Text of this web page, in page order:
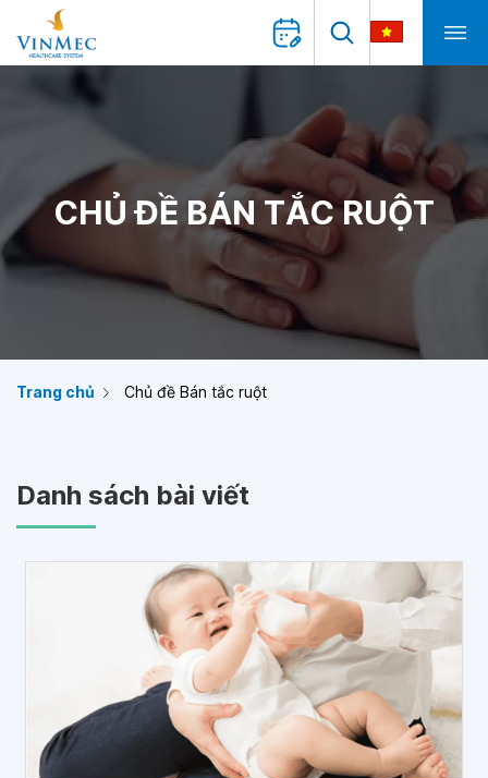
CHỦ ĐỀ BÁN TẮC RUỘT
Trang chủ Chủ đề Bán tắc ruột
Danh sách bài viết